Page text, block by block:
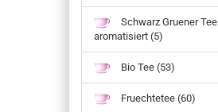
Schwarz Gruener Tee
aromatisiert (5)
Bio Tee (53)
Fruechtetee (60)